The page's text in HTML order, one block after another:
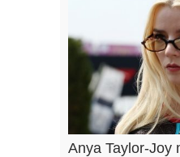
Anya Taylor-Joy